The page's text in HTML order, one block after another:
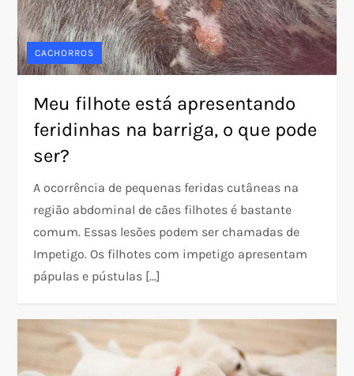
CACHORROS
Meu filhote está apresentando
feridinhas na barriga, o que pode
ser?
A ocorrência de pequenas feridas cutâneas na
região abdominal de cães filhotes é bastante
comum. Essas lesões podem ser chamadas de
Impetigo. Os filhotes com impetigo apresentam
pápulas e pústulas […]